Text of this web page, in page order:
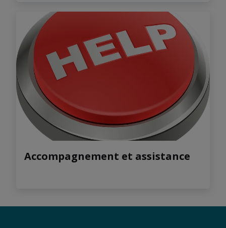
Accompagnement et assistance